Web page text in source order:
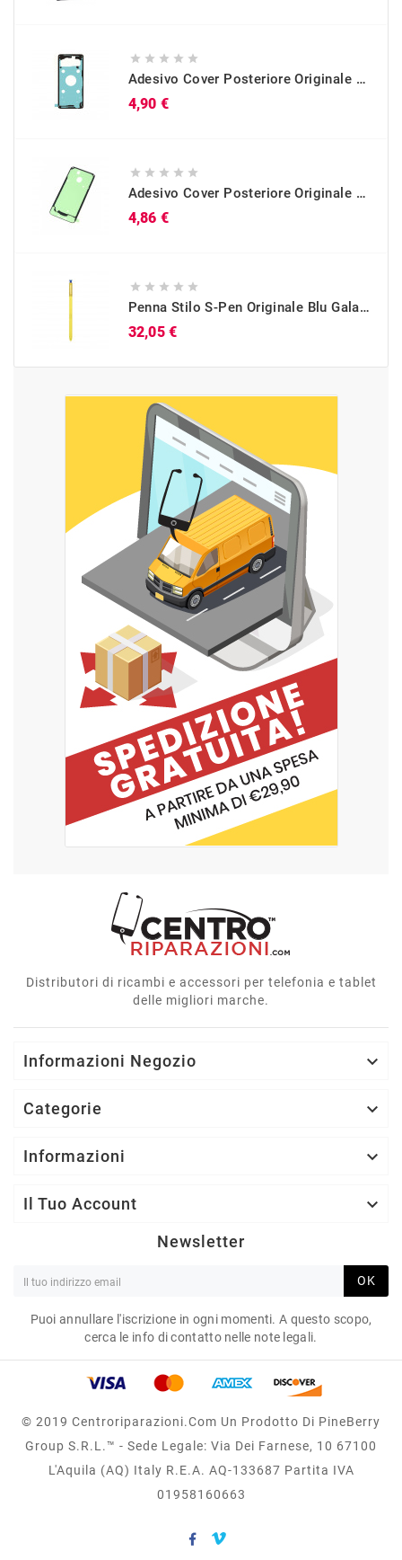
    
Adesivo Cover Posteriore Originale Galaxy S10 (SM-G973)
4,90 €
    
Adesivo Cover Posteriore Originale Galaxy A40 (SM-A405)
4,86 €
    
Penna Stilo S-Pen Originale Blu Galaxy Note 9 (SM-N960)
32,05 €
Distributori di ricambi e accessori per telefonia e tablet
delle migliori marche.
Informazioni Negozio 
Categorie 
Informazioni 
Il Tuo Account 
Newsletter
OK
Puoi annullare l'iscrizione in ogni momenti. A questo scopo,
cerca le info di contatto nelle note legali.
© 2019 Centroriparazioni.com Un Prodotto Di PineBerry
Group S.r.l.™ - Sede Legale: Via Dei Farnese, 10 67100
L'Aquila (AQ) Italy R.E.A. AQ-133687 Partita IVA
01958160663